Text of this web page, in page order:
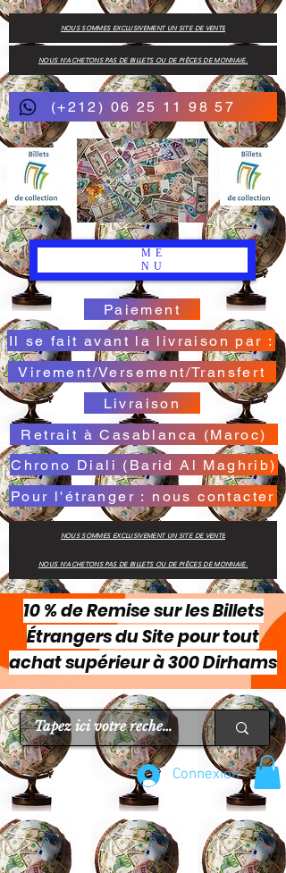
(+212) 06 25 11 98 57
ME
NU
Paiement
Virement/Versement/Transfert
Livraison
Retrait à Casablanca (Maroc)
Il se fait avant la livraison par :
Chrono Diali (Barid Al Maghrib)
NOUS N'ACHETONS PAS DE BILLETS OU DE PIÈCES DE MONNAIE.
NOUS SOMMES EXCLUSIVEMENT UN SITE DE VENTE
Pour l'étranger : nous contacter
NOUS SOMMES EXCLUSIVEMENT UN SITE DE VENTE
NOUS N'ACHETONS PAS DE BILLETS OU DE PIÈCES DE MONNAIE.
10 % de Remise sur les Billets
Étrangers du Site pour tout
achat supérieur à 300 Dirhams
Connexion